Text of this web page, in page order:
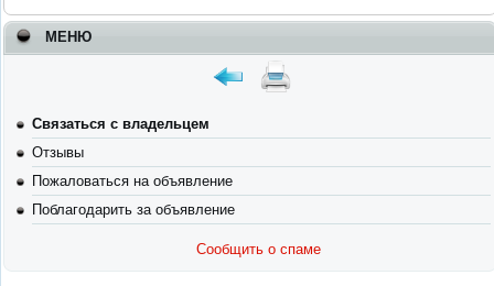
МЕНЮ
Связаться с владельцем
Отзывы
Пожаловаться на объявление
Поблагодарить за объявление
Сообщить о спаме